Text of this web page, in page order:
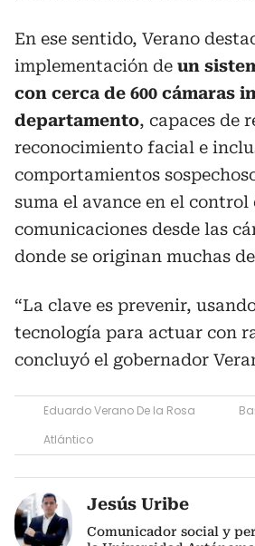
En ese sentido, Verano
implementación de un
con cerca de 600 cámaras
departamento, capaces de
reconocimiento facial e
comportamientos
suma el avance en el control
comunicaciones desde las
donde se originan muchas
“La clave es prevenir,
tecnología para actuar con
concluyó el gobernador
Eduardo Verano De la Rosa
Atlántico
Jesús Uribe
Comunicador social y